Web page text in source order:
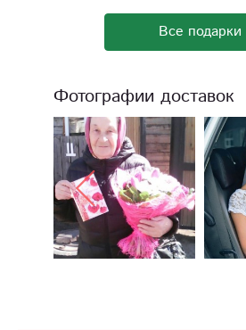
Все подарки
Фотографии доставок